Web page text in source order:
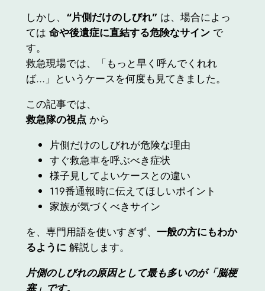
しかし、 “片側だけのしびれ” は、場合によっ
ては 命や後遺症に直結する危険なサインで
す。
救急現場では、「もっと早く呼んでくれれ
ば…」というケースを何度も見てきました。
この記事では、
救急隊の視点から
片側だけのしびれが危険な理由
すぐ救急車を呼ぶべき症状
様子見してよいケースとの違い
119番通報時に伝えてほしいポイント
家族が気づくべきサイン
を、専門用語を使いすぎず、 一般の方にもわか
るように 解説します。
片側のしびれの原因として最も多いのが「脳梗
塞」です。